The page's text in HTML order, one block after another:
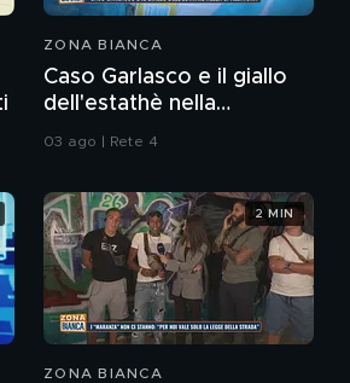
ZONA BIANCA
Caso Garlasco e il giallo
dell'estathè nella
spazzatura
03 ago | Rete 4
ZONA BIANCA
2 MIN